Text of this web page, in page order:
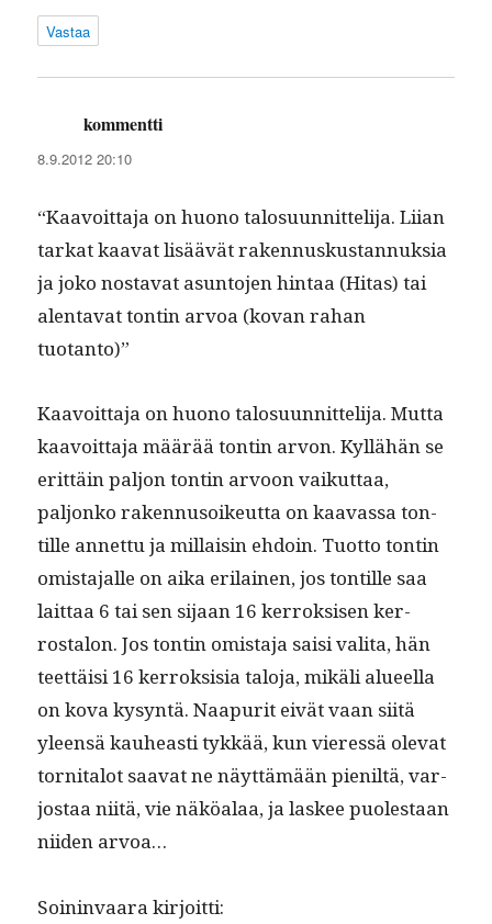
Vastaa
kommentti
8.9.2012 20:10
“Kaavoit­ta­ja on huono talo­su­un­nit­teli­ja. Liian
tarkat kaa­vat lisäävät raken­nuskus­tan­nuk­sia
ja joko nos­ta­vat asun­to­jen hin­taa (Hitas) tai
alen­ta­vat ton­tin arvoa (kovan rahan
tuotanto)”
Kaavoit­ta­ja on huono talo­su­un­nit­teli­ja. Mut­ta
kaavoit­ta­ja määrää ton­tin arvon. Kyl­lähän se
erit­täin paljon ton­tin arvoon vaikut­taa,
paljonko raken­nu­soikeut­ta on kaavas­sa ton­
tille annet­tu ja mil­laisin ehdoin. Tuot­to ton­tin
omis­ta­jalle on aika eri­lainen, jos ton­tille saa
lait­taa 6 tai sen sijaan 16 ker­roksisen ker­
rostalon. Jos ton­tin omis­ta­ja saisi vali­ta, hän
teet­täisi 16 ker­roksisia talo­ja, mikäli alueel­la
on kova kysyn­tä. Naa­pu­rit eivät vaan siitä
yleen­sä kauheasti tykkää, kun vier­essä ole­vat
tor­ni­talot saa­vat ne näyt­tämään pie­niltä, var­
jostaa niitä, vie näköalaa, ja las­kee puolestaan
niiden arvoa…
Soin­in­vaara kirjoitti: